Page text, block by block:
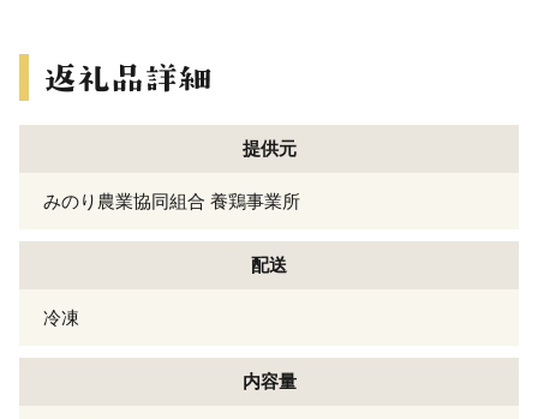
提供元
みのり農業協同組合 養鶏事業所
配送
冷凍
内容量